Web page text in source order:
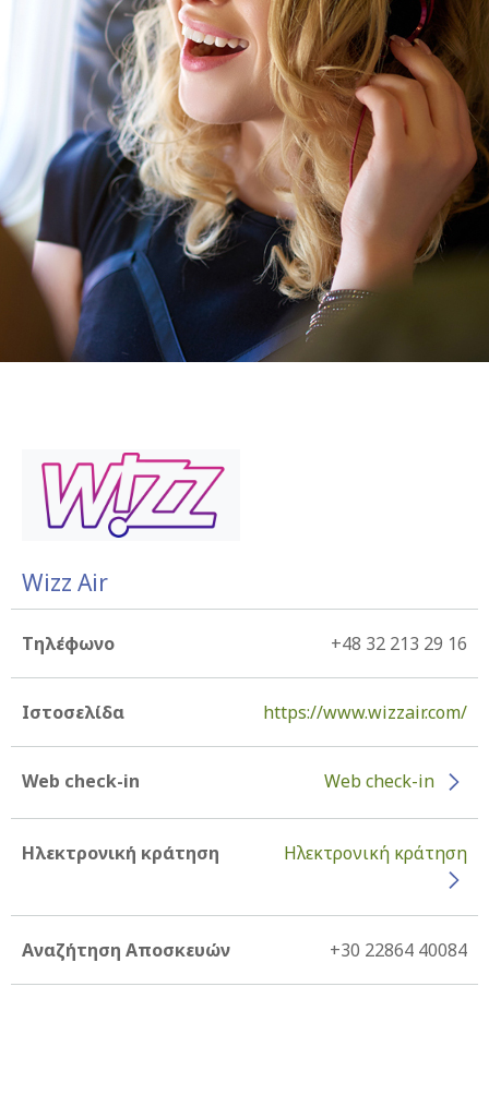
Wizz Air
Τηλέφωνο +48 32 213 29 16
Ιστοσελίδα https://www.wizzair.com/
Web check-in Web check-in
Ηλεκτρονική κράτηση Ηλεκτρονική κράτηση
Αναζήτηση Αποσκευών +30 22864 40084